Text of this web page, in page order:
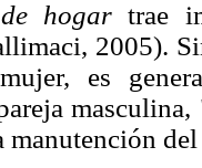
hogartrae
2005).
es
manutención